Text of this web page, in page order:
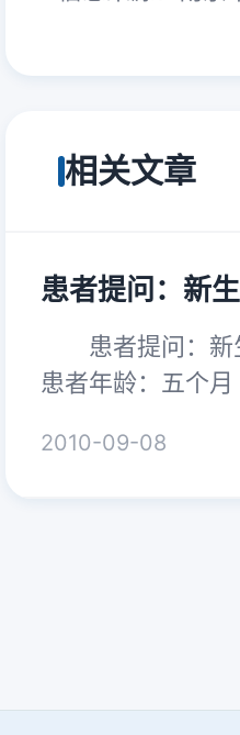
相关文章
患者提问：新
患者提问：新
患者年龄：五个月
2010-09-08